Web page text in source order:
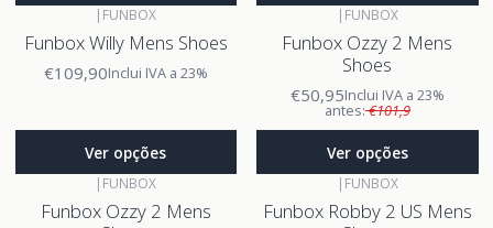
| FUNBOX
Funbox Willy Mens Shoes
€109,90Inclui IVA a 23%
Ver opções
| FUNBOX
Funbox Ozzy 2 Mens
Shoes
€50,95Inclui IVA a 23%
antes:€101,9
Ver opções
| FUNBOX
Funbox Ozzy 2 Mens
| FUNBOX
Funbox Robby 2 US Mens